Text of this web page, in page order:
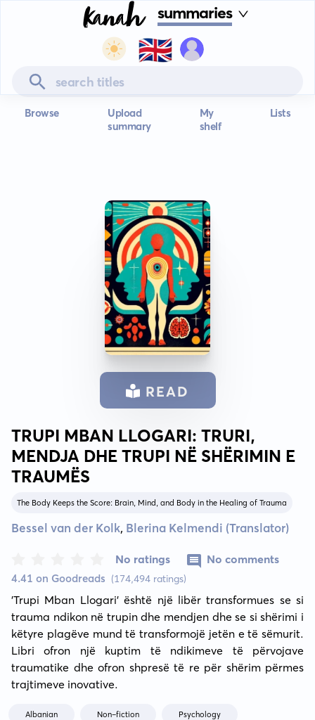
summaries
🇬🇧
Browse
Upload
summary
My
shelf
Lists
READ
TRUPI MBAN LLOGARI: TRURI,
MENDJA DHE TRUPI NË SHËRIMIN E
TRAUMËS
The Body Keeps the Score: Brain, Mind, and Body in the Healing of Trauma
Bessel van der Kolk, Blerina Kelmendi (Translator)
4.41 on Goodreads (174,494 ratings)
No ratings No comments
'Trupi Mban Llogari' është një libër transformues se si
trauma ndikon në trupin dhe mendjen dhe se si shërimi i
këtyre plagëve mund të transformojë jetën e të sëmurit.
Libri ofron një kuptim të ndikimeve të përvojave
traumatike dhe ofron shpresë të re për shërim përmes
trajtimeve inovative.
Albanian Non-fiction Psychology